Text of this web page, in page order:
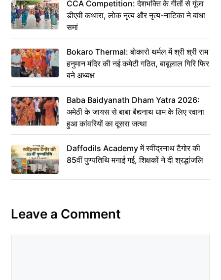
CCA Competition: देशभक्ति के गीतों से गूंजा
डीएवी कथारा, लोक नृत्य और नृत्य-नाटिका ने बांधा
समां
Bokaro Thermal: बोकारो थर्मल में श्री श्री राम
हनुमान मंदिर की नई कमेटी गठित, बाबूलाल गिरि फिर
बने अध्यक्ष
Baba Baidyanath Dham Yatra 2026:
अमेठी के जायस से बाबा बैद्यनाथ धाम के लिए रवाना
हुआ कांवरियों का दूसरा जत्था
Daffodils Academy में रवींद्रनाथ टैगोर की
85वीं पुण्यतिथि मनाई गई, शिक्षकों ने दी श्रद्धांजलि
Leave a Comment